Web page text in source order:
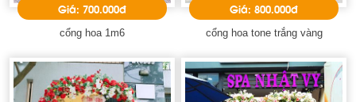
Giá: 700.000đ
cổng hoa 1m6
Giá: 800.000đ
cổng hoa tone trắng vàng